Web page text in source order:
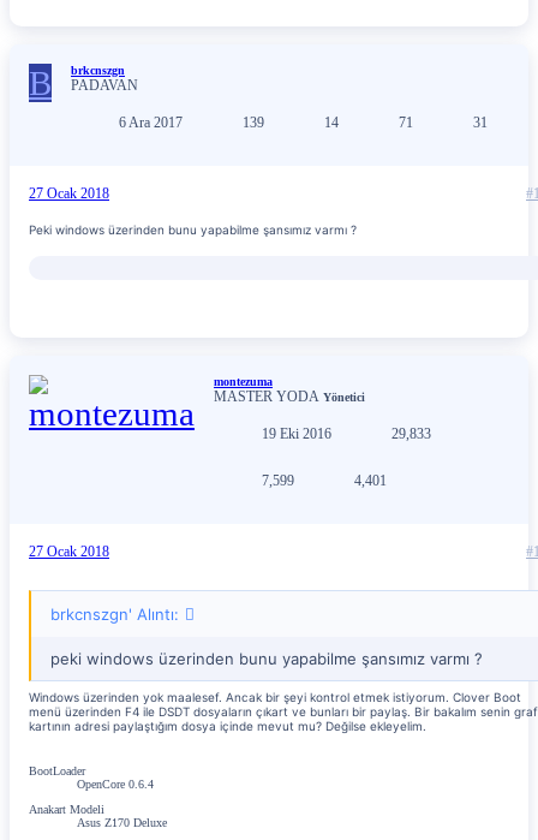
B brkcnszgn
PADAVAN
6 Ara 2017 139 14 71 31
27 Ocak 2018
Peki windows üzerinden bunu yapabilme şansımız varmı ?
montezuma
MASTER YODA Yönetici
19 Eki 2016 29,833
7,599 4,401
27 Ocak 2018
brkcnszgn' Alıntı:
peki windows üzerinden bunu yapabilme şansımız varmı ?
Windows üzerinden yok maalesef. Ancak bir şeyi kontrol etmek istiyorum. Clover Boot
menü üzerinden F4 ile DSDT dosyaların çıkart ve bunları bir paylaş. Bir bakalım senin
kartının adresi paylaştığım dosya içinde mevut mu? Değilse ekleyelim.
BootLoader
OpenCore 0.6.4
Anakart Modeli
Asus Z170 Deluxe